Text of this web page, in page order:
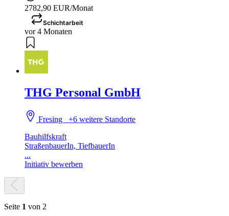
2782,90 EUR/Monat
Schichtarbeit
vor 4 Monaten
THG Personal GmbH
Fresing+6 weitere Standorte
Bauhilfskraft
StraßenbauerIn, TiefbauerIn
...
Initiativ bewerben
Seite 1 von 2